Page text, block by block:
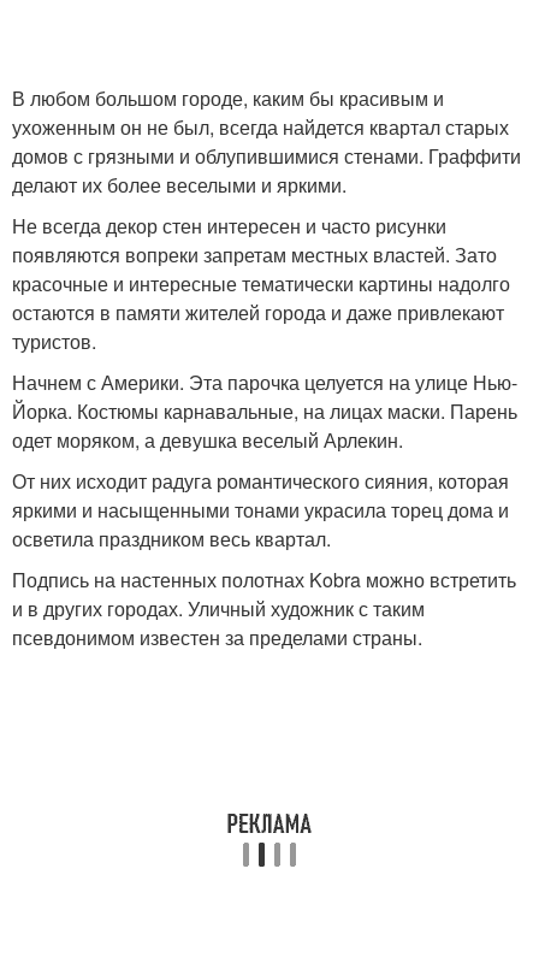
В любом большом городе, каким бы красивым и
ухоженным он не был, всегда найдется квартал старых
домов с грязными и облупившимися стенами. Граффити
делают их более веселыми и яркими.
Не всегда декор стен интересен и часто рисунки
появляются вопреки запретам местных властей. Зато
красочные и интересные тематически картины надолго
остаются в памяти жителей города и даже привлекают
туристов.
Начнем с Америки. Эта парочка целуется на улице Нью-
Йорка. Костюмы карнавальные, на лицах маски. Парень
одет моряком, а девушка веселый Арлекин.
От них исходит радуга романтического сияния, которая
яркими и насыщенными тонами украсила торец дома и
осветила праздником весь квартал.
Подпись на настенных полотнах Kobra можно встретить
и в других городах. Уличный художник с таким
псевдонимом известен за пределами страны.